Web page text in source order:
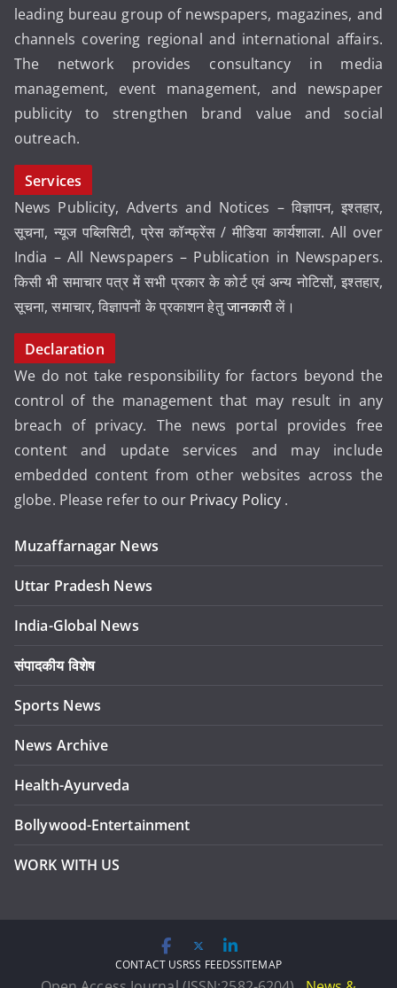
leading bureau group of newspapers, magazines, and
channels covering regional and international affairs.
The network provides consultancy in media
management, event management, and newspaper
publicity to strengthen brand value and social
outreach.
Services
News Publicity, Adverts and Notices – विज्ञापन, इश्तहार,
सूचना, न्यूज पब्लिसिटी, प्रेस कॉन्फ्रेंस / मीडिया कार्यशाला. All over
India – All Newspapers – Publication in Newspapers.
किसी भी समाचार पत्र में सभी प्रकार के कोर्ट एवं अन्य नोटिसों, इश्तहार,
सूचना, समाचार, विज्ञापनों के प्रकाशन हेतुजानकारीलें।
Declaration
We do not take responsibility for factors beyond the
control of the management that may result in any
breach of privacy. The news portal provides free
content and update services and may include
embedded content from other websites across the
globe. Please refer to our Privacy Policy .
Muzaffarnagar News
Uttar Pradesh News
India-Global News
संपादकीय विशेष
Sports News
News Archive
Health-Ayurveda
Bollywood-Entertainment
WORK WITH US
CONTACT USRSS FEEDSSITEMAP